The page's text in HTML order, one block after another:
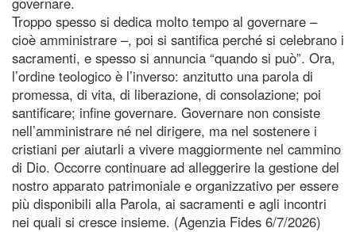
Troppo spesso si dedica molto tempo al governare –
cioè amministrare –, poi si santifica perché si celebrano i
sacramenti, e spesso si annuncia “quando si può”. Ora,
l’ordine teologico è l’inverso: anzitutto una parola di
promessa, di vita, di liberazione, di consolazione; poi
santificare; infine governare. Governare non consiste
nell’amministrare né nel dirigere, ma nel sostenere i
cristiani per aiutarli a vivere maggiormente nel cammino
di Dio. Occorre continuare ad alleggerire la gestione del
nostro apparato patrimoniale e organizzativo per essere
più disponibili alla Parola, ai sacramenti e agli incontri
nei quali si cresce insieme. (Agenzia Fides 6/7/2026)